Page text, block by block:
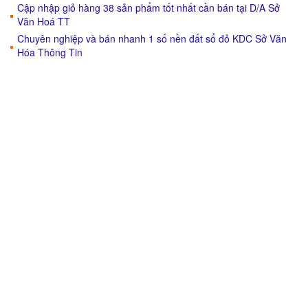
Cập nhập giỏ hàng 38 sản phẩm tốt nhất cần bán tại D/A Sở
Văn Hoá TT
Chuyên nghiệp và bán nhanh 1 số nền đất sổ đỏ KDC Sở Văn
Hóa Thông Tin